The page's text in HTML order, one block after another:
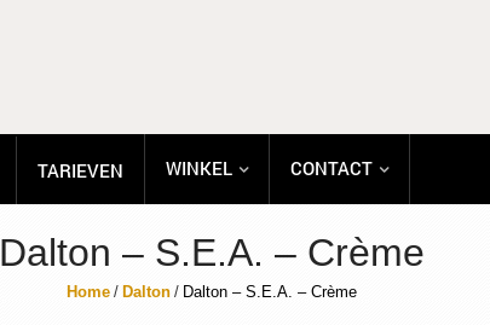
TARIEVEN WINKEL CONTACT
Dalton – S.E.A. – Crème
Home / Dalton / Dalton – S.E.A. – Crème